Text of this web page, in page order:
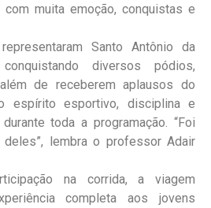
muita emoção, conquistas e
Santo Antônio da
diversos pódios,
de receberem aplausos do
espírito esportivo, disciplina e
toda a programação. “Foi
lembra o professor Adair
na corrida, a viagem
completa aos jovens